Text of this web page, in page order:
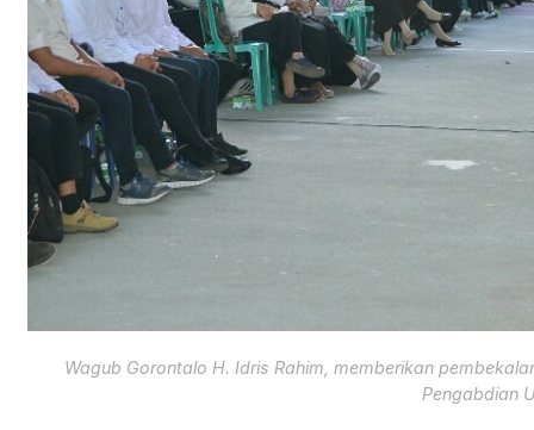
Wagub Gorontalo H. Idris Rahim, memberikan
Pengabdian